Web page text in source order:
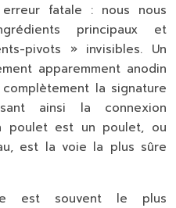
fatale : nous nous
principaux et
pivots » invisibles. Un
apparemment anodin
la signature
ainsi la connexion
poulet est un poulet, ou
est la voie la plus sûre
est souvent le plus